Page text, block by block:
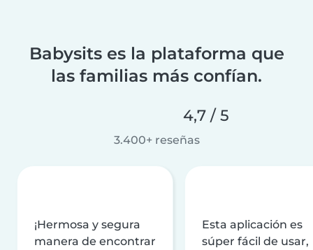
Babysits es la plataforma que
las familias más confían.
4,7 / 5
3.400+ reseñas
¡Hermosa y segura
manera de encontrar
Esta aplicación es
súper fácil de usar,